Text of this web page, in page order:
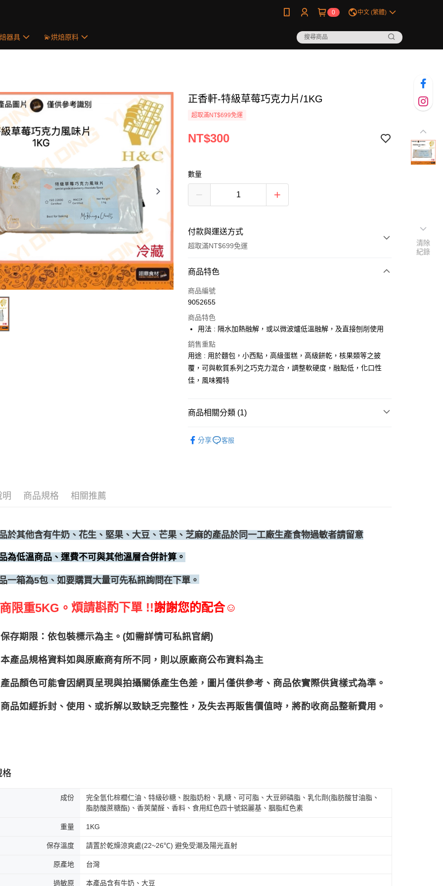
0 中文 (繁體)
器具 💫烘焙原料
正香軒-特級草莓巧克力片/1KG
超取滿NT$699免運
NT$300
數量
付款與運送方式
超取滿NT$699免運
付款方式
信用卡一次付款
運送方式
• 付款後全家取貨
每筆NT$60，滿NT$699(含以上)免運費
每筆NT$250
商品特色
商品編號
9052655
商品特色
用法 : 隔水加熱融解，或以微波爐低溫融解，及直接刨削使用
銷售重點
用途 : 用於麵包，小西點，高級蛋糕，高級餅乾，核果類等之披
覆，可與軟質系列之巧克力混合，調整軟硬度，融點低，化口性
佳，風味獨特
商品相關分類 (1)
分享
客服
明 商品規格 相關推薦
於其他含有牛奶、花生、堅果、大豆、芒果、芝麻的產品於同一工廠生產食物過敏者請留意
為低溫商品、運費不可與其他溫層合併計算。
一箱為5包 、如要購買大量可先私訊詢問在下單。
限重5KG。 煩請斟酌下單 !!謝謝您的配合☺
保存期限：依包裝標示為主。(如需詳情可私訊官網)
本產品規格資料如與原廠商有所不同，則以原廠商公布資料為主
產品顏色可能會因網頁呈現與拍攝關係產生色差，圖片僅供參考、商品依實際供貨樣式為準。
商品如經拆封、使用、或拆解以致缺乏完整性，及失去再販售價值時，將酌收商品整﻿新費用。
格
成份
完全氫化棕櫚仁油、特級砂糖、脫脂奶粉、乳糖、可可脂、大豆卵磷脂、乳化劑(脂肪酸甘油脂、
脂肪酸蔗糖酯)、香莢蘭醛、香料、食用紅色四十號鋁麗基、胭脂紅色素
重量 1KG
保存溫度 請置於乾燥涼爽處(22~26℃) 避免受潮及陽光直射
原產地 台灣
過敏原 本產品含有牛奶、大豆
清除
紀錄